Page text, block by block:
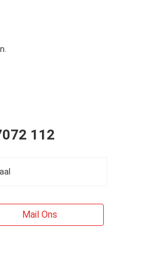
112
Mail Ons